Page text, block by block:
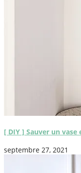
[ DIY ] Sauver un
septembre 27, 2021